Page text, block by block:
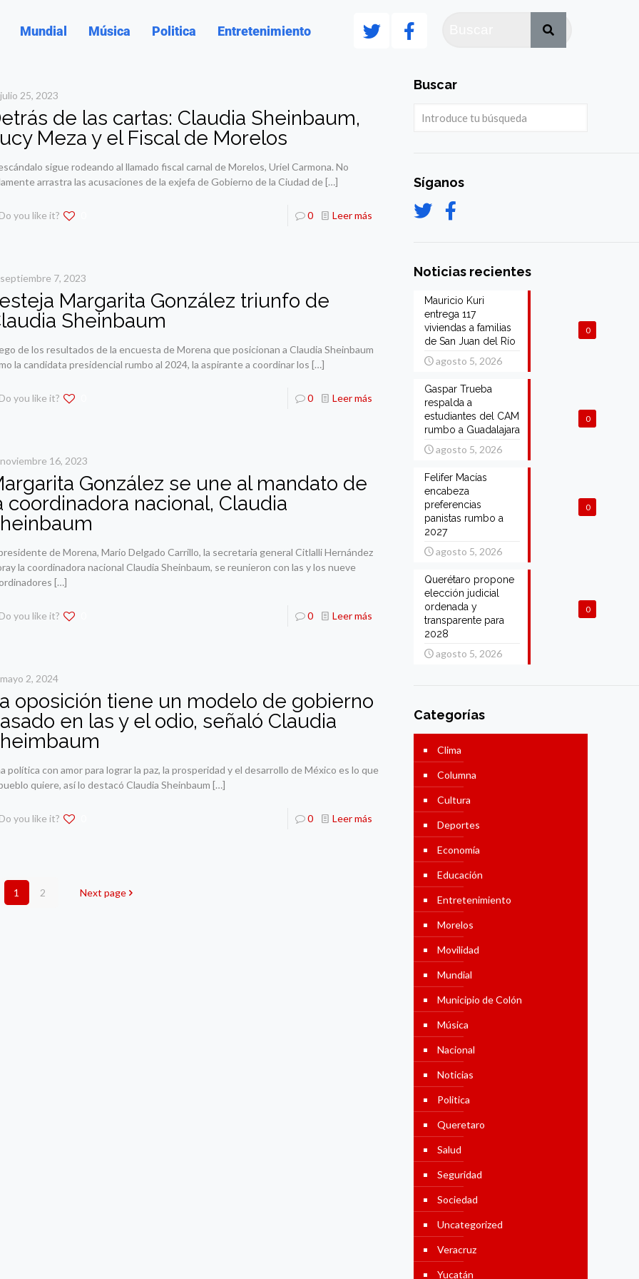
Mundial Música Politica Entretenimiento
julio 25, 2023
de las cartas: Claudia Sheinbaum,
Meza y el Fiscal de Morelos
sigue rodeando al llamado fiscal carnal de Morelos, Uriel Carmona. No
arrastra las acusaciones de la exjefa de Gobierno de la Ciudad de[…]
Do you like it? 0 Leer más
septiembre 7, 2023
Margarita González triunfo de
Sheinbaum
de los resultados de la encuesta de Morena que posicionan a Claudia Sheinbaum
la candidata presidencial rumbo al 2024, la aspirante a coordinar los […]
Do you like it? 0 Leer más
noviembre 16, 2023
González se une al mandato de
coordinadora nacional, Claudia
de Morena, Mario Delgado Carrillo, la secretaria general Citlalli Hernández
la coordinadora nacional Claudia Sheinbaum, se reunieron con las y los nueve
[…]
Do you like it? 0 Leer más
mayo 2, 2024
oposición tiene un modelo de gobierno
en las y el odio, señaló Claudia
política con amor para lograr la paz, la prosperidad y el desarrollo de México es lo que
quiere, así lo destacó Claudia Sheinbaum […]
Do you like it? 0 Leer más
1 2 Next page
Buscar
Síganos
Noticias recientes
0
Mauricio Kuri
entrega 117
viviendas a familias
de San Juan del Río
agosto 5, 2026
0
Gaspar Trueba
respalda a
estudiantes del CAM
rumbo a Guadalajara
agosto 5, 2026
0
Felifer Macías
encabeza
preferencias
panistas rumbo a
2027
agosto 5, 2026
0
Querétaro propone
elección judicial
ordenada y
transparente para
2028
agosto 5, 2026
Categorías
Clima
Columna
Cultura
Deportes
Economía
Educación
Entretenimiento
Morelos
Movilidad
Mundial
Municipio de Colón
Música
Nacional
Noticias
Politica
Queretaro
Salud
Seguridad
Sociedad
Uncategorized
Veracruz
Yucatán